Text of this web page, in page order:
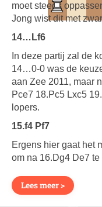
moet steeds
Jong wist dit met
14…Lf6
In deze partij zal de
14…0-0 was de
aan Zee 2011, maar
Pce7 18.Pc5 Lxc5
lopers.
15.f4 Pf7
Ergens hier gaat het
om na 16.Dg4 De7 te
Lees meer >